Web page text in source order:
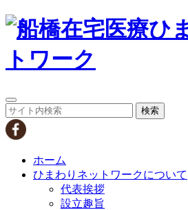
検索
ホーム
ひまわりネットワークについて
代表挨拶
設立趣旨